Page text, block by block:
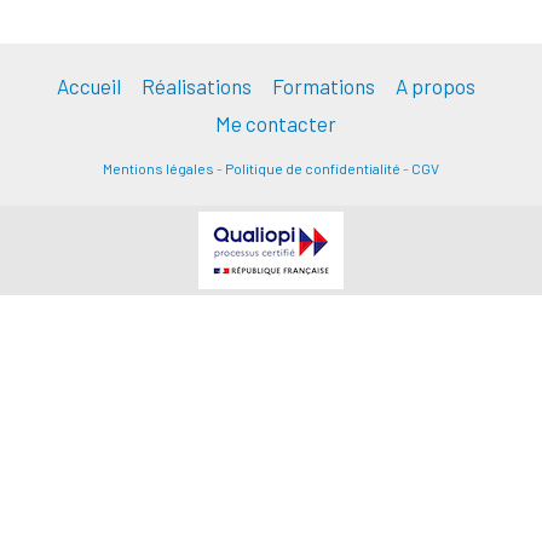
Accueil Réalisations Formations
A propos
Me contacter
Mentions légales - Politique de confidentialité - CGV